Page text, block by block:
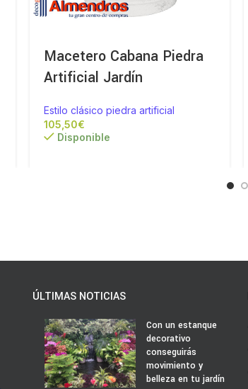
Macetero Cabana Piedra
Artificial Jardín
Estilo clásico piedra artificial
€
Disponible
ÚLTIMAS NOTICIAS
Con un estanque
decorativo
conseguirás
movimiento y
belleza en tu jardín